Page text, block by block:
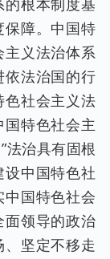
的根本制度基
保障。中国特
主义法治体系
依法治国的行
色社会主义法
特色社会主
法治具有固根
中国特色社
国特色社会
面领导的政治
坚定不移走